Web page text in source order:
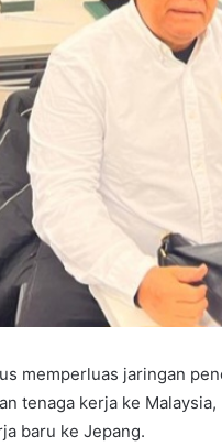
memperluas jaringan
tenaga kerja ke Malaysia,
baru ke Jepang.